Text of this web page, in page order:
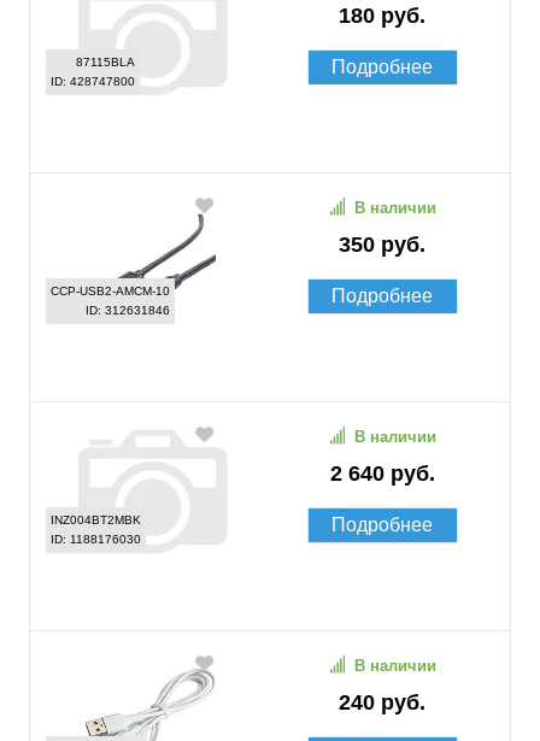
87115BLA
ID: 428747800
180 руб.
Подробнее
CCP-USB2-AMCM-10
ID: 312631846
350 руб.
В наличии
Подробнее
INZ004BT2MBK
ID: 1188176030
2 640 руб.
В наличии
Подробнее
240 руб.
В наличии